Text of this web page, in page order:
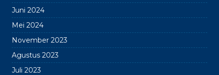
Juni 2024
Mei 2024
November 2023
Agustus 2023
Juli 2023